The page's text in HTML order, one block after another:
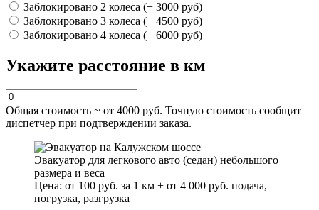
Заблокировано 2 колеса (+ 3000 руб)
Заблокировано 3 колеса (+ 4500 руб)
Заблокировано 4 колеса (+ 6000 руб)
Укажите расстояние в км
Общая стоимость ~ от 4000 руб. Точную стоимость сообщит
диспетчер при подтверждении заказа.
Эвакуатор для легкового авто (седан) небольшого
размера и веса
Цена: от 100 руб. за 1 км + от 4 000 руб. подача,
погрузка, разгрузка